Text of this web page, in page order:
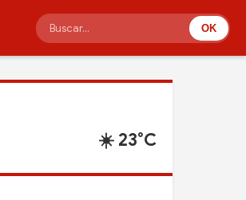
OK
☀️ 23°C